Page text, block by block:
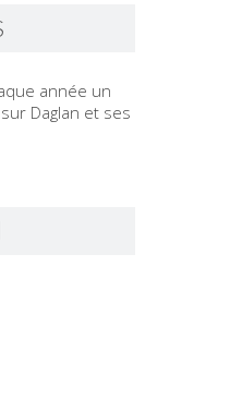
année un
Daglan et ses